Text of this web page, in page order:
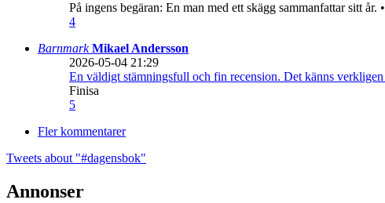
På ingens begäran: En man med ett skägg sammanfattar sitt år.
4
BarnmarkMikael Andersson
2026-05-04 21:29
En väldigt stämningsfull och fin recension. Det känns
Finisa
5
Fler kommentarer
Tweets about "#dagensbok"
Annonser